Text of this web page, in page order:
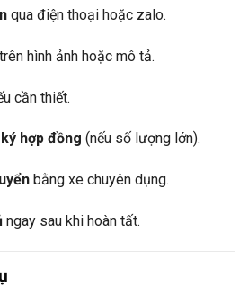
qua điện thoại hoặc zalo.
hình ảnh hoặc mô tả.
cần thiết.
hợp đồng (nếu số lượng lớn).
bằng xe chuyên dụng.
ngay sau khi hoàn tất.